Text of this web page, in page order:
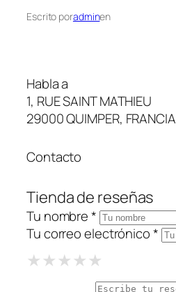
Escrito poradminen
Habla a
1, RUE SAINT MATHIEU
29000 QUIMPER, FRANCIA
Contacto
Tienda de reseñas
Tu nombre *
Tu correo electrónico *
★1 Star
★★2 Stars
★★★3 Stars
★★★★4 Stars
★★★★★